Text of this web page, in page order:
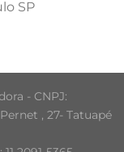
SP
- CNPJ:
, 27- Tatuapé